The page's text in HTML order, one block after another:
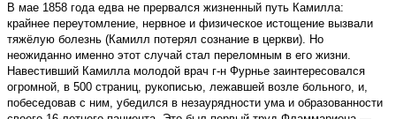
В мае 1858 года едва не прервался жизненный путь Камилла:
крайнее переутомление, нервное и физическое истощение вызвали
тяжёлую болезнь (Камилл потерял сознание в церкви). Но
неожиданно именно этот случай стал переломным в его жизни.
Навестивший Камилла молодой врач г-н Фурнье заинтересовался
огромной, в 500 страниц, рукописью, лежавшей возле больного, и,
побеседовав с ним, убедился в незаурядности ума и образованности